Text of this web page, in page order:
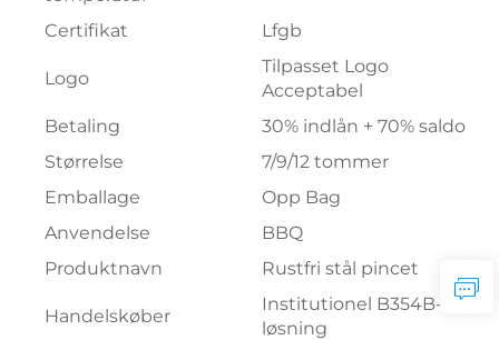
Certifikat Lfgb
Logo
Tilpasset Logo
Acceptabel
Betaling
30% indlån + 70% saldo
Størrelse
7/9/12 tommer
Emballage
Opp Bag
Anvendelse
BBQ
Produktnavn
Rustfri stål pincet
Handelskøber
Institutionel B354B-
løsning